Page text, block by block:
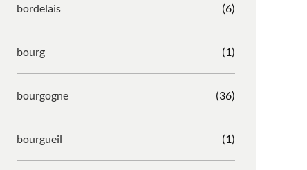
bordelais (6)
bourg (1)
bourgogne (36)
bourgueil (1)